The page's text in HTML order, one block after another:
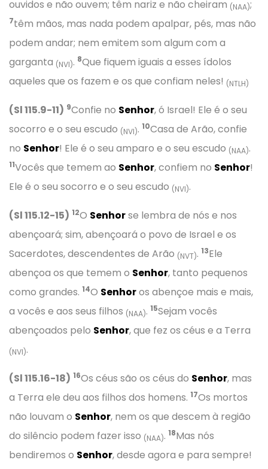
ouvidos e não ouvem; têm nariz e não cheiram (NAA);
7têm mãos, mas nada podem apalpar, pés, mas não
podem andar; nem emitem som algum com a
garganta (NVI). 8Que fiquem iguais a esses ídolos
aqueles que os fazem e os que confiam neles! (NTLH)
(Sl 115.9-11) 9Confie no Senhor, ó Israel! Ele é o seu
socorro e o seu escudo (NVI). 10Casa de Arão, confie
no Senhor! Ele é o seu amparo e o seu escudo (NAA).
11Vocês que temem ao Senhor, confiem no Senhor!
Ele é o seu socorro e o seu escudo (NVI).
(Sl 115.12-15) 12O Senhorse lembra de nós e nos
abençoará; sim, abençoará o povo de Israel e os
Sacerdotes, descendentes de Arão (NVT). 13Ele
abençoa os que temem o Senhor, tanto pequenos
como grandes. 14O Senhoros abençoe mais e mais,
a vocês e aos seus filhos (NAA). 15Sejam vocês
abençoados pelo Senhor, que fez os céus e a Terra
(NVI).
(Sl 115.16-18) 16Os céus são os céus do Senhor, mas
a Terra ele deu aos filhos dos homens. 17Os mortos
não louvam o Senhor, nem os que descem à região
do silêncio podem fazer isso (NAA). 18Mas nós
bendiremos o Senhor, desde agora e para sempre!